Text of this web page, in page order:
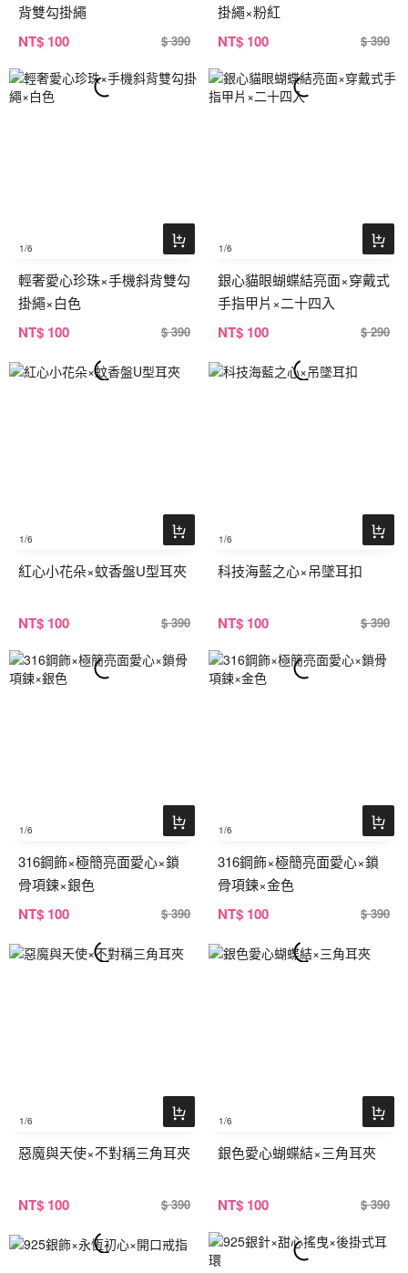
背雙勾掛繩
NT$ 100 $ 390
掛繩×粉紅
NT$ 100 $ 390
1/6
輕奢愛心珍珠×手機斜背雙勾
掛繩×白色
NT$ 100 $ 390
1/6
銀心貓眼蝴蝶結亮面×穿戴式
手指甲片×二十四入
NT$ 100 $ 290
1/6
紅心小花朵×蚊香盤U型耳夾
NT$ 100 $ 390
1/6
科技海藍之心×吊墜耳扣
NT$ 100 $ 390
1/6
316鋼飾×極簡亮面愛心×鎖
骨項鍊×銀色
NT$ 100 $ 390
1/6
316鋼飾×極簡亮面愛心×鎖
骨項鍊×金色
NT$ 100 $ 390
1/6
惡魔與天使×不對稱三角耳夾
NT$ 100 $ 390
1/6
銀色愛心蝴蝶結×三角耳夾
NT$ 100 $ 390